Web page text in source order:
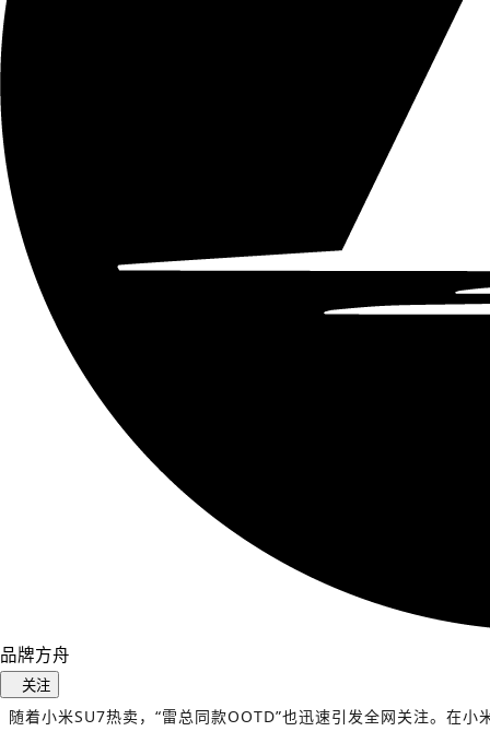
品牌方舟
关注
随着小米SU7热卖，“雷总同款OOTD”也迅速引发全网关注。在